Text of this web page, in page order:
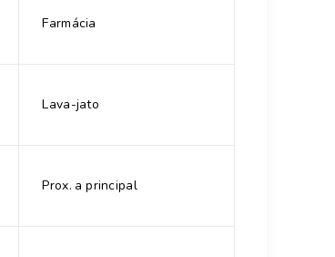
Farmácia
Lava-jato
Prox. a principal